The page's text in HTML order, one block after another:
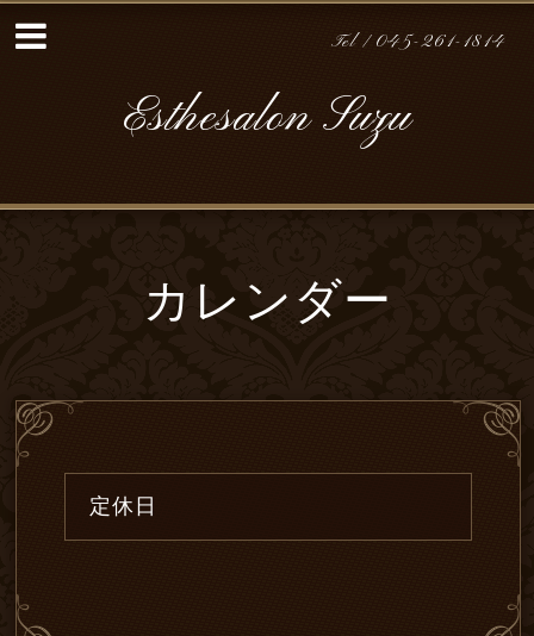
Tel / 045-261-1814
Esthesalon Suzu
カレンダー
定休日